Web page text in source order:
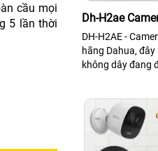
cầu mọi
5 lần thời
Dh-H2ae
DH-H2AE -
hãng Dahua,
không dây đang